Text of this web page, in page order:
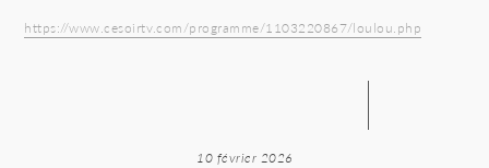
https://www.cesoirtv.com/programme/1103220867/loulou.php
10 février 2026